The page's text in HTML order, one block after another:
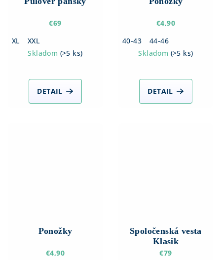
€69
XL
XXL
Skladom (>5 ks)
DETAIL
€4,90
40-43
44-46
Skladom (>5 ks)
DETAIL
Ponožky
€4,90
Spoločenská vesta
Klasik
€79